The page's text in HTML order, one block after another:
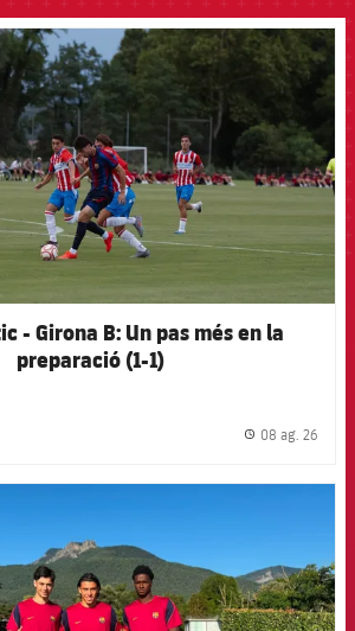
FCB Barcelona badge
- Girona B: Un pas més en la
preparació (1-1)
08 ag. 26